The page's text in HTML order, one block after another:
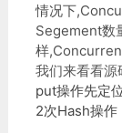
情况下
Segement数
样
我们来看看源
put操作先定
2次Hash操